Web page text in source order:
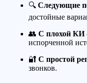
🔍 Следующие
достойные
👥 С плохой КИ
испорченной
🔐 С простой
звонков.